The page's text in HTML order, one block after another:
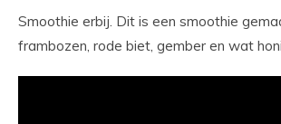
Smoothie erbij. Dit is een smoothie
frambozen, rode biet, gember en wat